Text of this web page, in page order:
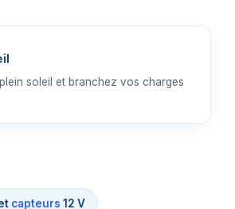
soleil et branchez vos charges
capteurs 12 V